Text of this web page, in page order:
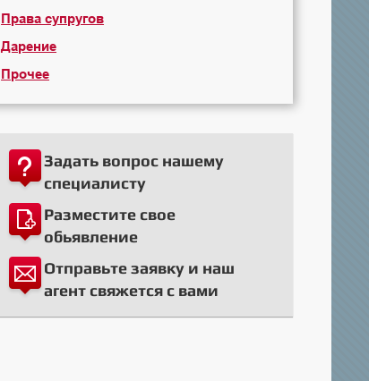
Права супругов
Дарение
Прочее
Задать вопрос нашему
специалисту
Разместите свое
обьявление
Отправьте заявку и наш
агент свяжется с вами